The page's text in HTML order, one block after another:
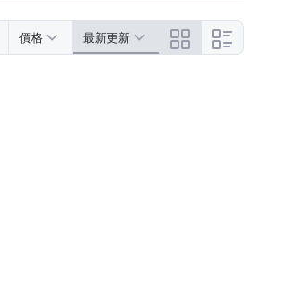
價格 最新更新